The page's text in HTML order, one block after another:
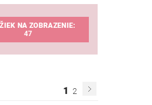
NA ZOBRAZENIE:
47
1 2